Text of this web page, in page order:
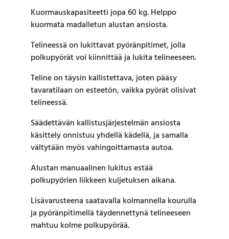
Kuormauskapasiteetti jopa 60 kg. Helppo
kuormata madalletun alustan ansiosta.
Telineessä on lukittavat pyöränpitimet, jolla
polkupyörät voi kiinnittää ja lukita telineeseen.
Teline on täysin kallistettava, joten pääsy
tavaratilaan on esteetön, vaikka pyörät olisivat
telineessä.
Säädettävän kallistusjärjestelmän ansiosta
käsittely onnistuu yhdellä kädellä, ja samalla
vältytään myös vahingoittamasta autoa.
Alustan manuaalinen lukitus estää
polkupyörien liikkeen kuljetuksen aikana.
Lisävarusteena saatavalla kolmannella kourulla
ja pyöränpitimellä täydennettynä telineeseen
mahtuu kolme polkupyörää.